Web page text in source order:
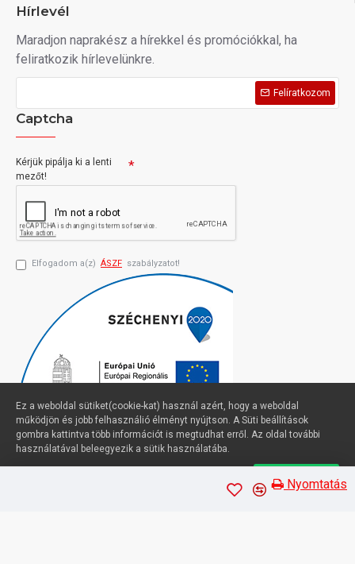
Nyomtatás
Hírlevél
Maradjon naprakész a hírekkel és promóciókkal, ha
feliratkozik hírlevelünkre.
Felíratkozom
Captcha
Kérjük pipálja ki a lenti
mezőt!
Elfogadom a(z) ÁSZF szabályzatot!
Ez a weboldal sütiket(cookie-kat) használ azért, hogy a weboldal
működjön és jobb felhasználió élményt nyújtson. A Süti beállítások
gombra kattintva több információt is megtudhat erről. Az oldal további
használatával beleegyezik a sütik használatába.
Süti beállítások Elfogadom